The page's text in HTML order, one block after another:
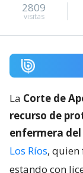
2809
visitas
La Corte de
recurso de
enfermera
Los Ríos, quien
estando con